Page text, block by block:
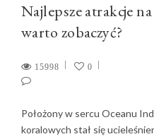
Najlepsze atrakcje
warto zobaczyć?
15998 0
Położony w sercu Oceanu
koralowych stał się